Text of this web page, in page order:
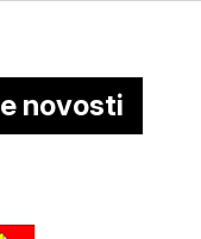
novosti